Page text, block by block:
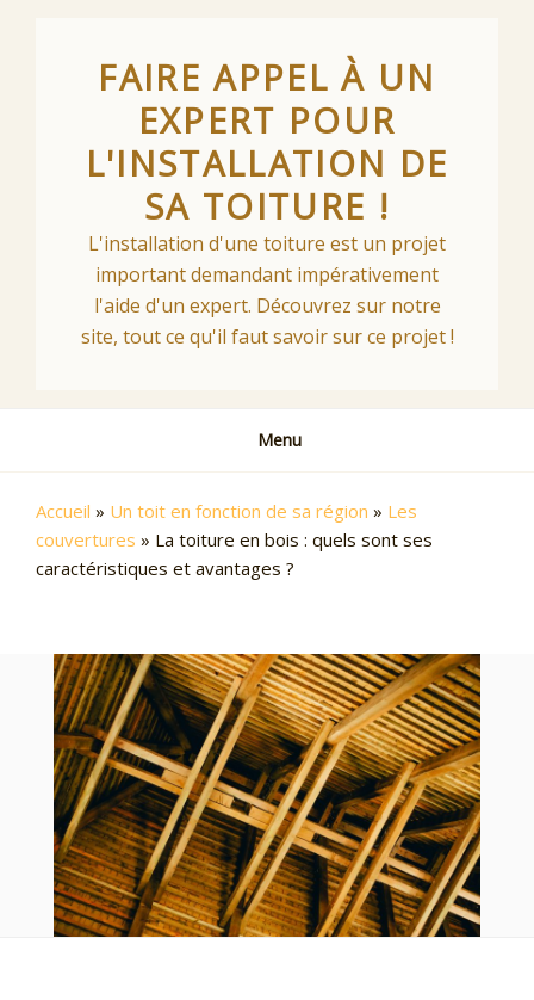
FAIRE APPEL À UN
EXPERT POUR
L'INSTALLATION DE
SA TOITURE !
L'installation d'une toiture est un projet
important demandant impérativement
l'aide d'un expert. Découvrez sur notre
site, tout ce qu'il faut savoir sur ce projet !
Menu
Accueil » Un toit en fonction de sa région » Les
couvertures » La toiture en bois : quels sont ses
caractéristiques et avantages ?